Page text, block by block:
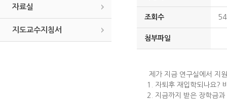
자료실
지도교수지침서
조회수
첨부파일
제가 지금 연구실에서 지
1. 자퇴후 재입학되나요?
2. 지금까지 받은 장학금